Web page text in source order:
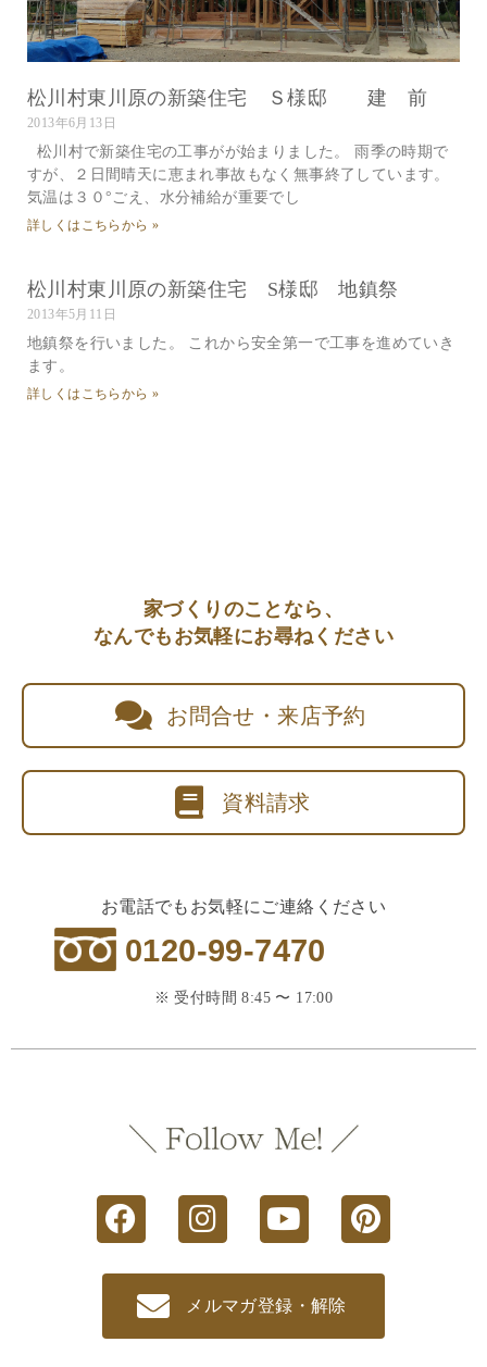
松川村東川原の新築住宅 Ｓ様邸 建 前
2013年6月13日
松川村で新築住宅の工事がが始まりました。 雨季の時期で
すが、２日間晴天に恵まれ事故もなく無事終了しています。
気温は３０°ごえ、水分補給が重要でし
詳しくはこちらから »
松川村東川原の新築住宅 S様邸 地鎮祭
2013年5月11日
地鎮祭を行いました。 これから安全第一で工事を進めていき
ます。
詳しくはこちらから »
家づくりのことなら、
なんでもお気軽にお尋ねください
お問合せ・来店予約
資料請求
お電話でもお気軽にご連絡ください
0120-99-7470
※ 受付時間 8:45 〜 17:00
メルマガ登録・解除